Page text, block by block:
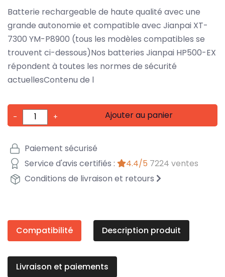
Batterie rechargeable de haute qualité avec une
grande autonomie et compatible avec Jianpai XT-
7300 YM-P8900 (tous les modèles compatibles se
trouvent ci-dessous)Nos batteries Jianpai HP500-EX
répondent à toutes les normes de sécurité
actuellesContenu de l
- + Ajouter au panier
Paiement sécurisé
Service d'avis certifiés :
4.4/5 7224 ventes
Conditions de livraison et retours
Compatibilité Description produit
Livraison et paiements